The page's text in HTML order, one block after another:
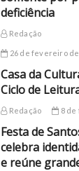
deficiência
Redação
26 de fevereiro de
Casa da
Ciclo de
Redação 8
Festa de
celebra
e reúne